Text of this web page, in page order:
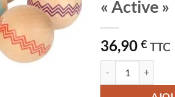
à la liste
de
souhaits
« Active »
36,90 € TTC